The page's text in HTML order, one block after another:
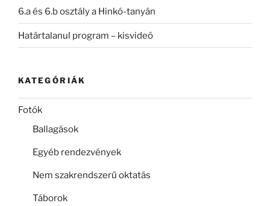
6.a és 6.b osztály a Hinkó-tanyán
Határtalanul program – kisvideó
KATEGÓRIÁK
Fotók
Ballagások
Egyéb rendezvények
Nem szakrendszerű oktatás
Táborok